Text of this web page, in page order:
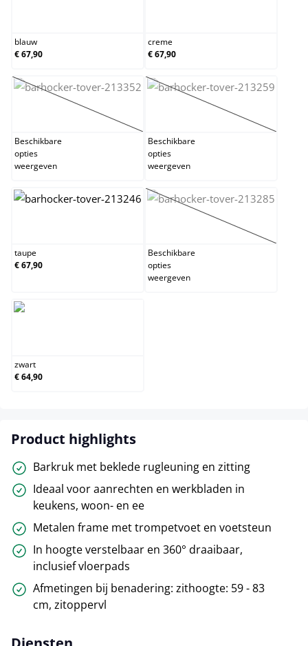
blauw
€ 67,90
creme
€ 67,90
donkergrijs
(Deze optie is momenteel niet beschikbaar.)
Beschikbare
opties
weergeven
grijs
(Deze optie is
Beschikbare
opties
weergeven
taupe
€ 67,90
wit
(Deze optie is
Beschikbare
opties
weergeven
zwart
€ 64,90
Product highlights
Barkruk met beklede rugleuning en zitting
Ideaal voor aanrechten en werkbladen in
keukens, woon- en ee
Metalen frame met trompetvoet en voetsteun
In hoogte verstelbaar en 360° draaibaar,
inclusief vloerpads
Afmetingen bij benadering: zithoogte: 59 - 83
cm, zitoppervl